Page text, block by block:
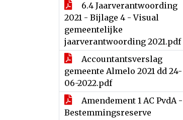
6.4 Jaarverantwoording
2021 - Bijlage 4 - Visual
gemeentelijke
jaarverantwoording 2021.pdf
Accountantsverslag
gemeente Almelo 2021 dd 24-
06-2022.pdf
Amendement 1 AC PvdA -
Bestemmingsreserve